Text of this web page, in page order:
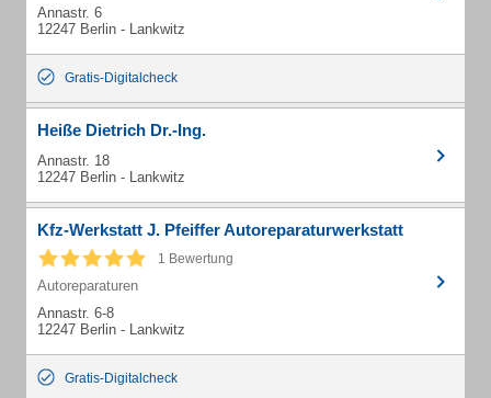
Annastr. 6
12247 Berlin - Lankwitz
Gratis-Digitalcheck
Heiße Dietrich Dr.-Ing.
Annastr. 18
12247 Berlin - Lankwitz
Kfz-Werkstatt J. Pfeiffer Autoreparaturwerkstatt
1 Bewertung
Autoreparaturen
Annastr. 6-8
12247 Berlin - Lankwitz
Gratis-Digitalcheck